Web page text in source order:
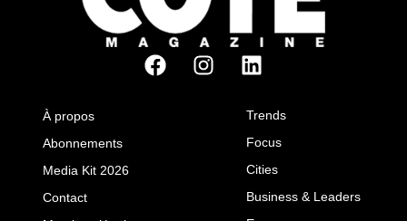
À propos
Abonnements
Media Kit 2026
Contact
Trends
Focus
Cities
Business & Leaders